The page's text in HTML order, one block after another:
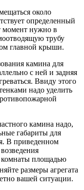
около
определенный
момент нужно в
трубу
главной крыши.
камина для
с ней и задняя
Ввиду этого
надо уделить
камина надо,
габариты для
В приведенном
комнаты площадью
размеры агрегата
вашей ситуации.